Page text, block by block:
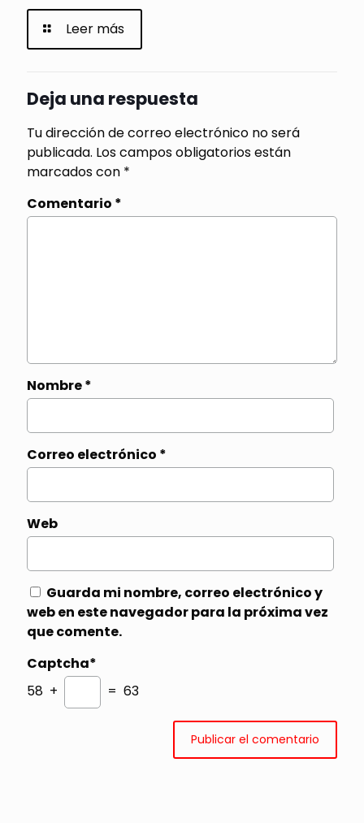
Leer más
Deja una respuesta
Tu dirección de correo electrónico no será
publicada. Los campos obligatorios están
marcados con *
Comentario *
Nombre*
Correo electrónico *
Web
Guarda mi nombre, correo electrónico y
web en este navegador para la próxima vez
que comente.
Captcha*
58 +
= 63